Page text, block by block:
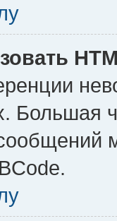
Большая